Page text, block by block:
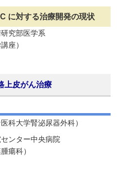
に対する治療開発の現状
研究部医学系
座）
上皮がん治療
科大学腎泌尿器外科）
センター中央病院
瘍科）